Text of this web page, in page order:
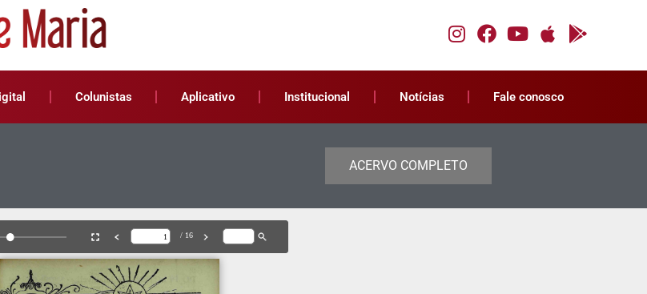
Colunistas Aplicativo Institucional Notícias Fale conosco
ACERVO COMPLETO